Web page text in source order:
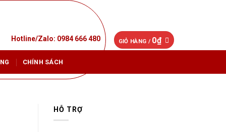
Hotline/Zalo: 0984 666 480 GIỎ HÀNG / 0₫
CHÍNH SÁCH
HỖ TRỢ